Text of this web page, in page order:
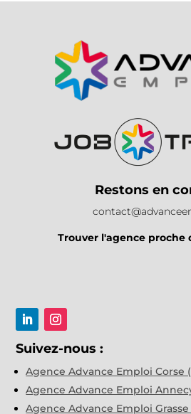
Restons en
Trouver l'agence proche
Suivez-nous :
Agence Advance Emploi Corse
Agence Advance Emploi
Agence Advance Emploi Grasse